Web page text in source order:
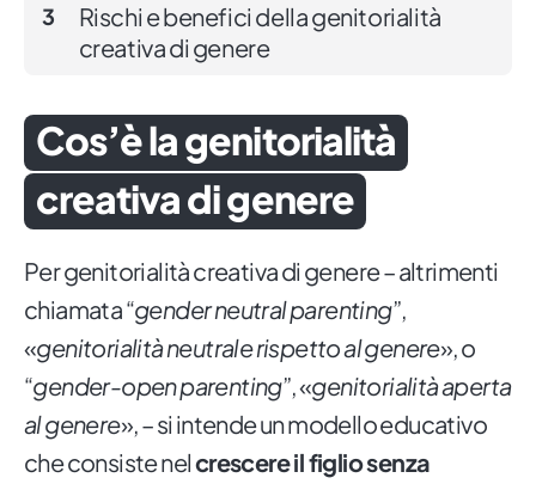
3
Rischi e benefici della genitorialità
creativa di genere
Cos’è la genitorialità
creativa di genere
Per genitorialità creativa di genere – altrimenti
chiamata “gender neutral parenting”,
«genitorialità neutrale rispetto al genere», o
“gender-open parenting”, «genitorialità aperta
al genere», – si intende un modello educativo
che consiste nelcrescere il figlio senza